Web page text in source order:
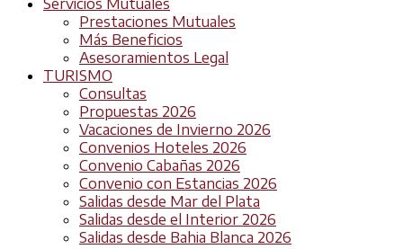
Prestaciones Mutuales
Más Beneficios
Asesoramientos Legal
TURISMO
Consultas
Propuestas 2026
Vacaciones de Invierno 2026
Convenios Hoteles 2026
Convenio Cabañas 2026
Convenio con Estancias 2026
Salidas desde Mar del Plata
Salidas desde el Interior 2026
Salidas desde Bahia Blanca 2026